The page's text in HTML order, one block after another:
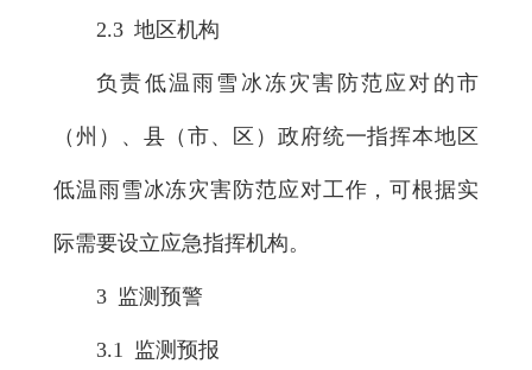
2.3 地区机构
负责低温雨雪冰冻灾害防范应对的市
（州）、县（市、区）政府统一指挥本地区
低温雨雪冰冻灾害防范应对工作，可根据实
际需要设立应急指挥机构。
3 监测预警
3.1 监测预报